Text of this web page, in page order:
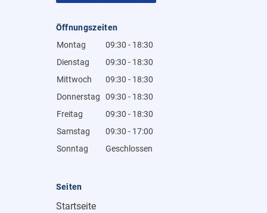
Öffnungszeiten
Montag
09:30 - 18:30
Dienstag
09:30 - 18:30
Mittwoch
09:30 - 18:30
Donnerstag
09:30 - 18:30
Freitag
09:30 - 18:30
Samstag
09:30 - 17:00
Sonntag
Geschlossen
Seiten
Startseite